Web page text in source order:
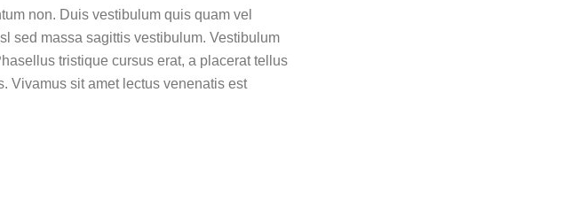
non. Duis vestibulum quis quam vel
sed massa sagittis vestibulum. Vestibulum
tristique cursus erat, a placerat tellus
Vivamus sit amet lectus venenatis est